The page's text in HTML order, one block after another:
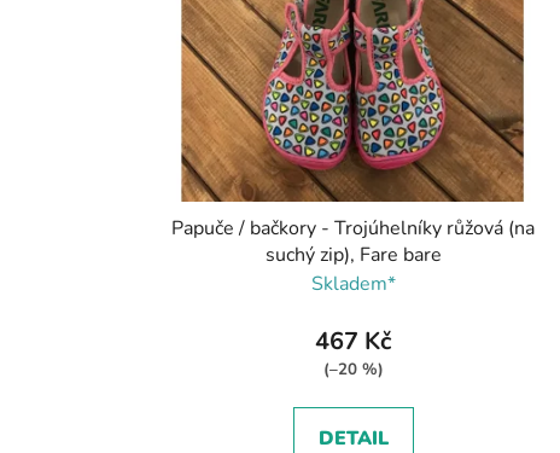
Papuče / bačkory - Trojúhelníky růžová (na
suchý zip), Fare bare
Skladem*
467 Kč
(–20 %)
DETAIL